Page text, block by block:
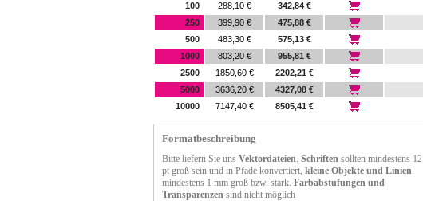
100
288,10 €
342,84 €
250
399,90 €
475,88 €
500
483,30 €
575,13 €
1000
803,20 €
955,81 €
2500
1850,60 €
2202,21 €
5000
3636,20 €
4327,08 €
10000
7147,40 € 8505,41 €
Formatbeschreibung
Bitte liefern Sie uns Vektordateien. Schriften sollten mindestens 12
pt groß sein und in Pfade konvertiert, kleine Objekte und Linien
mindestens 1 mm groß bzw. stark. Farbabstufungen und
Transparenzen sind nicht möglich